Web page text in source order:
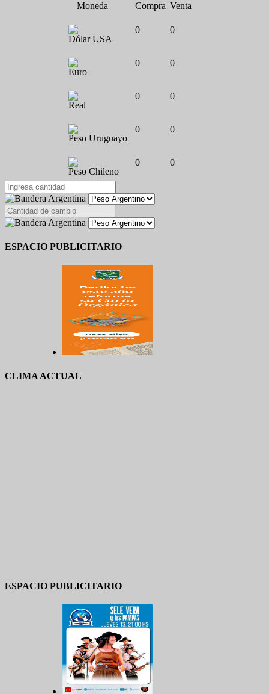
Moneda Compra Venta
Dólar USA
0 0
Euro
0 0
Real
0 0
Peso Uruguayo
0 0
Peso Chileno
0 0
ESPACIO PUBLICITARIO
CLIMA ACTUAL
ESPACIO PUBLICITARIO